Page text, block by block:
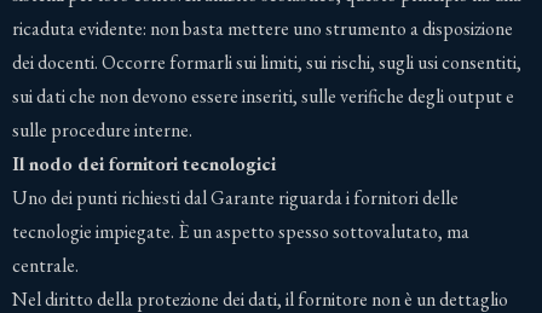
ricaduta evidente: non basta mettere uno strumento a disposizione
dei docenti. Occorre formarli sui limiti, sui rischi, sugli usi consentiti,
sui dati che non devono essere inseriti, sulle verifiche degli output e
sulle procedure interne.
Il nodo dei fornitori tecnologici
Uno dei punti richiesti dal Garante riguarda i fornitori delle
tecnologie impiegate. È un aspetto spesso sottovalutato, ma
centrale.
Nel diritto della protezione dei dati, il fornitore non è un dettaglio